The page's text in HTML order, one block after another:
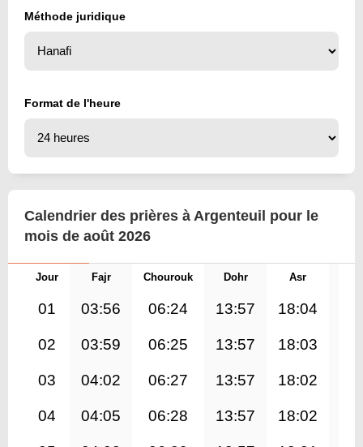
Méthode juridique
Format de l'heure
Calendrier des prières à Argenteuil pour le
mois de août 2026
Jour Fajr Chourouk Dohr Asr
01 03:56 06:24 13:57 18:04
02 03:59 06:25 13:57 18:03
03 04:02 06:27 13:57 18:02
04 04:05 06:28 13:57 18:02